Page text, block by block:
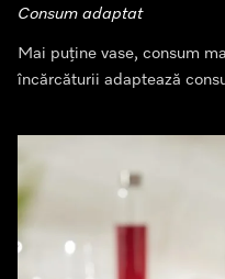
Consum adaptat
Mai puține vase, consum
încărcăturii adaptează